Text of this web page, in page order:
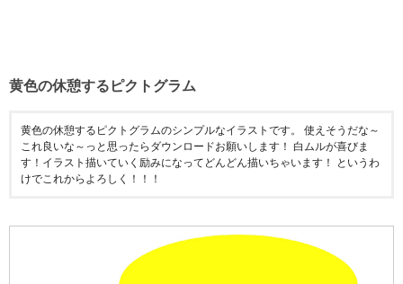
黄色の休憩するピクトグラム
黄色の休憩するピクトグラムのシンプルなイラストです。 使えそうだな～
これ良いな～っと思ったらダウンロードお願いします！ 白ムルが喜びま
す！イラスト描いていく励みになってどんどん描いちゃいます！ というわ
けでこれからよろしく！！！